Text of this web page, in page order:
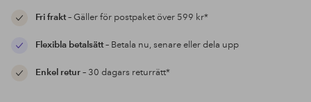
Fri frakt– Gäller för postpaket över 599 kr*
Flexibla betalsätt– Betala nu, senare eller dela upp
Enkel retur– 30 dagars returrätt*